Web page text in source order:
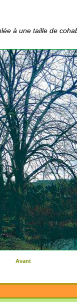
à une taille de
Avant